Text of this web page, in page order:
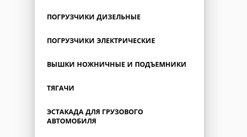
ПОГРУЗЧИКИ ДИЗЕЛЬНЫЕ
ПОГРУЗЧИКИ ЭЛЕКТРИЧЕСКИЕ
ВЫШКИ НОЖНИЧНЫЕ И ПОДЪЕМНИКИ
ТЯГАЧИ
ЭСТАКАДА ДЛЯ ГРУЗОВОГО
АВТОМОБИЛЯ